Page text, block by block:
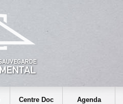
Centre Doc Agenda